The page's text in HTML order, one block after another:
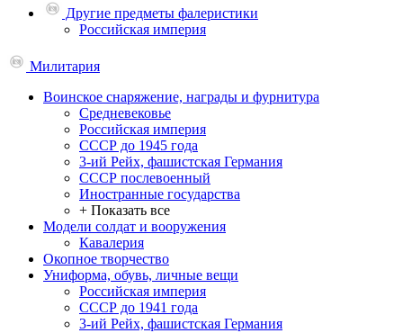
Другие предметы фалеристики
Российская империя
Милитария
Воинское снаряжение, награды и фурнитура
Средневековье
Российская империя
СССР до 1945 года
3-ий Рейх, фашистская Германия
СССР послевоенный
Иностранные государства
+ Показать все
Модели солдат и вооружения
Кавалерия
Окопное творчество
Униформа, обувь, личные вещи
Российская империя
СССР до 1941 года
3-ий Рейх, фашистская Германия